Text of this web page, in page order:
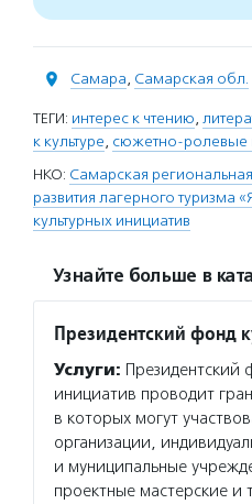
Самара, Самарская обл.
ТЕГИ: интерес к чтению,
к культуре, сюжетно-ролевые
НКО: Самарская
развития лагерного туризма
культурных инициатив
Узнайте больше в
Президентский фонд
Услуги: Президентский
инициатив проводит
в которых могут
организации,
и муниципальные
проектные мастерские и